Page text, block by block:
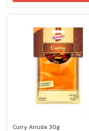
Curry Arruda 30g